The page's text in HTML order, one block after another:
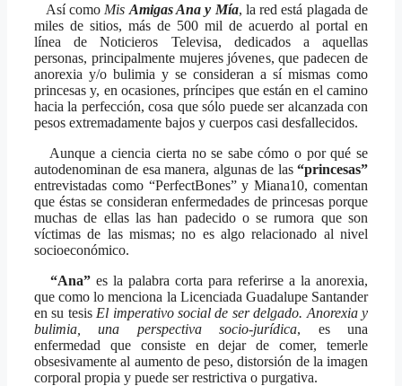
Así como Mis Amigas Ana y Mía, la red está plagada de
miles de sitios, más de 500 mil de acuerdo al portal en
línea de Noticieros Televisa, dedicados a aquellas
personas, principalmente mujeres jóvenes, que padecen de
anorexia y/o bulimia y se consideran a sí mismas como
princesas y, en ocasiones, príncipes que están en el camino
hacia la perfección, cosa que sólo puede ser alcanzada con
pesos extremadamente bajos y cuerpos casi desfallecidos.
Aunque a ciencia cierta no se sabe cómo o por qué se
autodenominan de esa manera, algunas de las “princesas”
entrevistadas como “PerfectBones” y Miana10, comentan
que éstas se consideran enfermedades de princesas porque
muchas de ellas las han padecido o se rumora que son
víctimas de las mismas; no es algo relacionado al nivel
socioeconómico.
“Ana” es la palabra corta para referirse a la anorexia,
que como lo menciona la Licenciada Guadalupe Santander
en su tesis El imperativo social de ser delgado. Anorexia y
bulimia, una perspectiva socio-jurídica, es una
enfermedad que consiste en dejar de comer, temerle
obsesivamente al aumento de peso, distorsión de la imagen
corporal propia y puede ser restrictiva o purgativa.